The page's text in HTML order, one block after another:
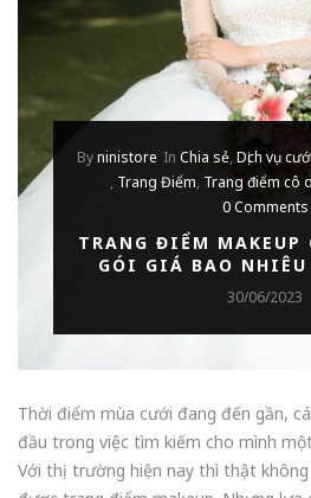
Byninistore In Chia sẻ,Dịch vụ cưới
, Trang Điểm, Trang điểm cô
0 Comments
TRANG ĐIỂM MAKEUP
GÓI GIÁ BAO
30/06/2023
Thời điểm mùa cưới đang đến gần,
đầu trong việc tìm kiếm cho mình
Với thị trường hiện nay thì thật